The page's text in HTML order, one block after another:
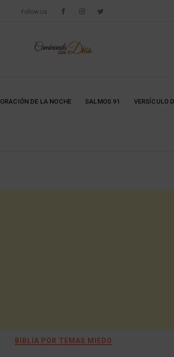
Follow Us
ORACIÓN DE LA NOCHE SALMOS 91 VERSÍCULO
BIBLIA POR TEMAS MIEDO